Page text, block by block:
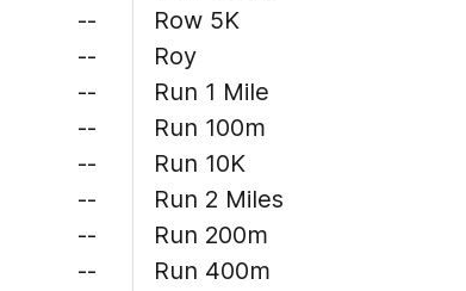
--
--
--
--
--
--
--
--
Row 5K
Roy
Run 1 Mile
Run 100m
Run 10K
Run 2 Miles
Run 200m
Run 400m